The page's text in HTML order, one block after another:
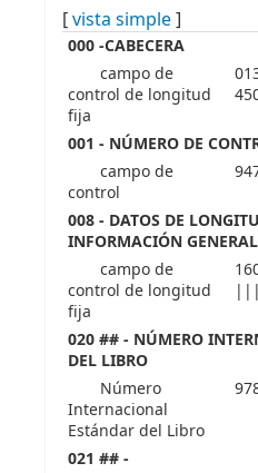
[vista simple]
000 -CABECERA
campo de
control de longitud
fija
001 - NÚMERO DE
campo de
control
008 - DATOS DE
INFORMACIÓN GENERAL
campo de
control de longitud
fija
020 ## - NÚMERO
DEL LIBRO
Número
Internacional
Estándar del Libro
021 ## -